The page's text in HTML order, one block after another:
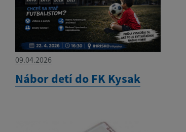
09.04.2026
Nábor detí do FK Kysak